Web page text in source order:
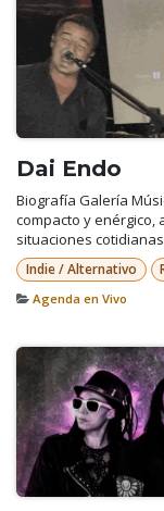
Dai Endo
Biografía Galería
compacto y
situaciones
Indie / Alternativo
Agenda en Vivo